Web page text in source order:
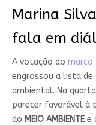
Marina
fala em
A votação do
engrossou a lista
ambiental. Na
parecer favorável à
do MEIO AMBIENTEe